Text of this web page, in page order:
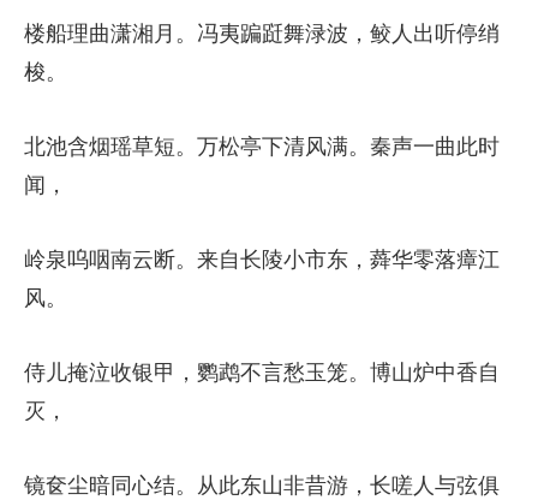
楼船理曲潇湘月。冯夷蹁跹舞渌波，鲛人出听停绡
梭。
北池含烟瑶草短。万松亭下清风满。秦声一曲此时
闻，
岭泉呜咽南云断。来自长陵小市东，蕣华零落瘴江
风。
侍儿掩泣收银甲，鹦鹉不言愁玉笼。博山炉中香自
灭，
镜奁尘暗同心结。从此东山非昔游，长嗟人与弦俱